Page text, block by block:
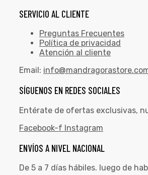
SERVICIO AL CLIENTE
Preguntas Frecuentes
Política de privacidad
Atención al cliente
Email:
SÍGUENOS EN REDES SOCIALES
Entérate de ofertas exclusivas,
Facebook-f Instagram
ENVÍOS A NIVEL NACIONAL
De 5 a 7 días hábiles. luego de